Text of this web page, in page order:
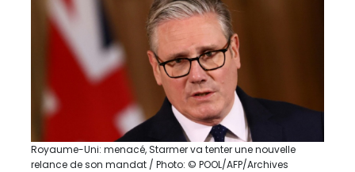
Royaume-Uni: menacé, Starmer va tenter une nouvelle
relance de son mandat / Photo: © POOL/AFP/Archives